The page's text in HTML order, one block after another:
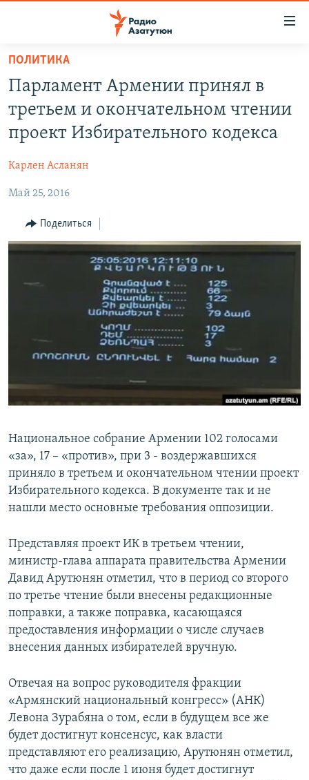
Перейти
основному
содержанию
Перейти
основной
навигации
Перейти
поиску
НОВОСТИ
ПОЛИТИКА
ЭКОНОМИКА
РЕГИОН
НАГОРНЫЙ КАРАБАХ
КУЛЬТУРА
English
Русский
ПОЛИТИКА
Парламент Армении принял в
третьем и окончательном чтении
проект Избирательного кодекса
Карлен Асланян
Май 25, 2016
Поделиться
Национальное собрание Армении 102 голосами
«за», 17 – «против», при 3 - воздержавшихся
приняло в третьем и окончательном чтении проект
Избирательного кодекса. В документе так и не
нашли место основные требования оппозиции.
Представляя проект ИК в третьем чтении,
министр-глава аппарата правительства Армении
Давид Арутюнян отметил, что в период со второго
по третье чтение были внесены редакционные
поправки, а также поправка, касающаяся
предоставления информации о числе случаев
внесения данных избирателей вручную.
Отвечая на вопрос руководителя фракции
«Армянский национальный конгресс» (АНК)
Левона Зурабяна о том, если в будущем все же
будет достигнут консенсус, как власти
представляют его реализацию, Арутюнян отметил,
что даже если после 1 июня будет достигнут